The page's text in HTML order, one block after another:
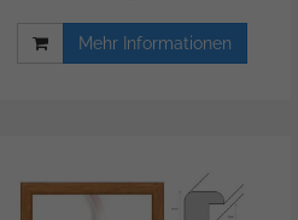
Mehr Informationen